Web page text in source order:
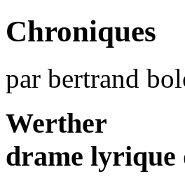
Chroniques
par bertrand
Werther
drame lyrique